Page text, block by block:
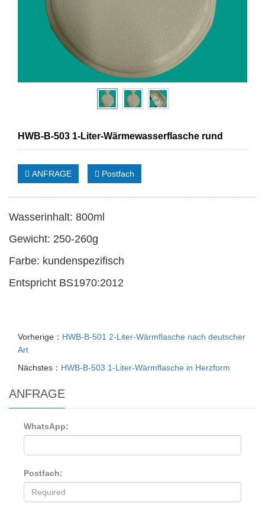
HWB-B-503 1-Liter-Wärmewasserflasche rund
ANFRAGE Postfach
Wasserinhalt: 800ml
Gewicht: 250-260g
Farbe: kundenspezifisch
Entspricht BS1970:2012
Vorherige： HWB-B-501 2-Liter-Wärmflasche nach deutscher
Art
Nächstes： HWB-B-503 1-Liter-Wärmflasche in Herzform
ANFRAGE
WhatsApp:
Postfach: